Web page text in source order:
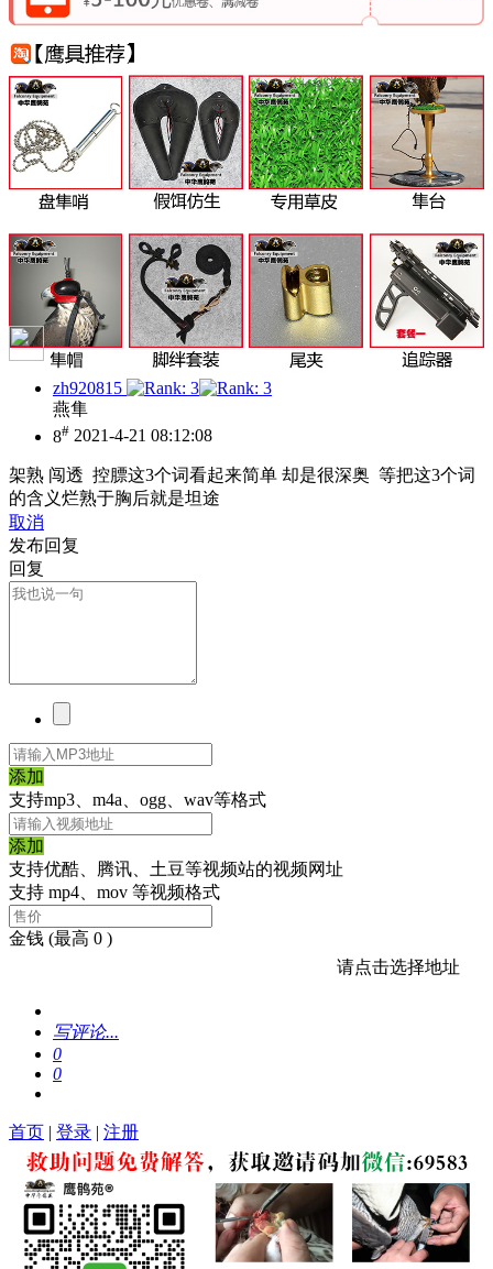
zh920815
燕隼
8# 2021-4-21 08:12:08
架熟 闯透 控膘这3个词看起来简单 却是很深奥 等把这3个词
的含义烂熟于胸后就是坦途
取消
发布回复
回复
添加
支持mp3、m4a、ogg、wav等格式
添加
支持优酷、腾讯、土豆等视频站的视频网址
支持 mp4、mov 等视频格式
金钱 (最高 0 )
请点击选择地址
写评论...
0
0
首页 | 登录 | 注册